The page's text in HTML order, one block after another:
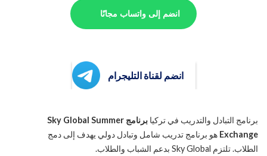
انضم إلى واتساب مجانًا
انضم لقناة التليجرام
برنامج التبادل والتدريب في تركيا
برنامج Sky Global Summer
Exchange هو برنامج تدريب شامل وتبادل دولي يهدف إلى دمج
الطلاب. تلتزم Sky Global بدعم الشباب والطلاب.